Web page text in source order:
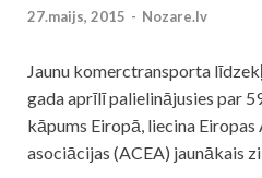
27.maijs, 2015 - Nozare.lv
Jaunu komerctransporta
gada aprīlī palielinājusies par
kāpums Eiropā, liecina
asociācijas (ACEA) jaunākais